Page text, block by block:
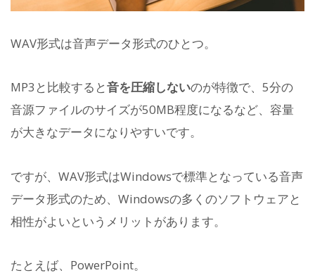
WAV形式は音声データ形式のひとつ。
MP3と比較すると音を圧縮しないのが特徴で、5分の
音源ファイルのサイズが50MB程度になるなど、容量
が大きなデータになりやすいです。
ですが、WAV形式はWindowsで標準となっている音声
データ形式のため、Windowsの多くのソフトウェアと
相性がよいというメリットがあります。
たとえば、PowerPoint。